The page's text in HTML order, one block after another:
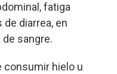
fatiga
diarrea, en
sangre.
consumir hielo u